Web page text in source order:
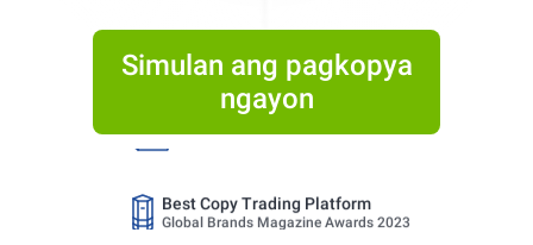
Simulan ang pagkopya
ngayon
Best Copy Trading Broker 2024
Global Brands Magazine Awards 2023